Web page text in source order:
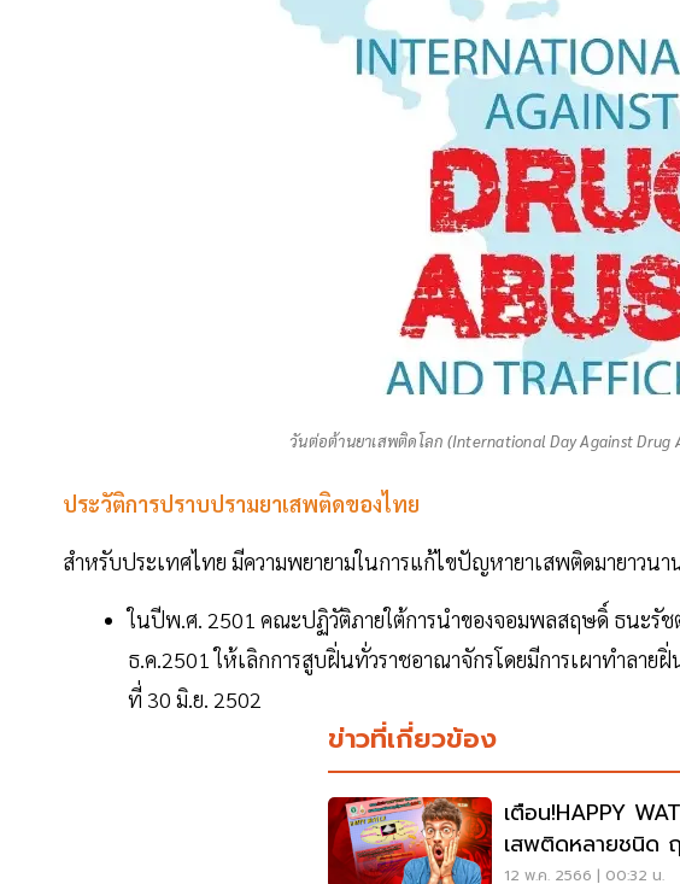
วันต่อต้านยาเสพติดโลก (International Day Against Drug
ประวัติการปราบปรามยาเสพติดของไทย
สำหรับประเทศไทย มีความพยายามในการแก้ไขปัญหายาเสพติดมายาว
ในปีพ.ศ. 2501 คณะปฏิวัติภายใต้การนำของจอมพลสฤษดิ์ ธนะรั
ธ.ค.2501 ให้เลิกการสูบฝิ่นทั่วราชอาณาจักรโดยมีการเผาทำลา
ที่ 30 มิ.ย. 2502
ข่าวที่เกี่ยวข้อง
เตือน!HAPPY
เสพติดหลายชนิด
ตาย
12 พ.ค. 2566 | 00:32 น.